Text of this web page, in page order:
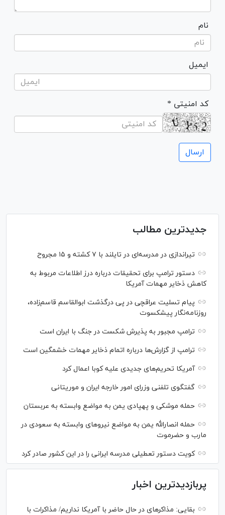
نام
ایمیل
* کد امنیتی
جدیدترین مطالب
تیراندازی در مدرسه‌ای در تایلند با ۷ کشته و ۱۵ مجروح
دستور ترامپ برای تحقیقات درباره درز اطلاعات مربوط به
کاهش ذخایر مهمات آمریکا
پیام تسلیت عراقچی در پی درگذشت ابوالقاسم قاسم‌زاده،
روزنامه‌نگار پیشکسوت
ترامپ مجبور به پذیرش شکست در جنگ با ایران است
ترامپ از گزارش‌ها درباره اتمام ذخایر مهمات خشمگین است
آمریکا تحریم‌های جدیدی علیه کوبا اعمال کرد
گفتگوی تلفنی وزرای امور خارجه ایران و موریتانی
حمله موشکی و پهپادی یمن به مواضع وابسته به عربستان
حمله انصارالله یمن به مواضع نیرو‌های وابسته به سعودی در
مارب و حضرموت
کویت دستور تعطیلی مدرسه ایرانی را در این کشور صادر کرد
پربازدیدترین اخبار
بقایی: مذاکره‎ای در حال حاضر با آمریکا نداریم/ مذاکرات با